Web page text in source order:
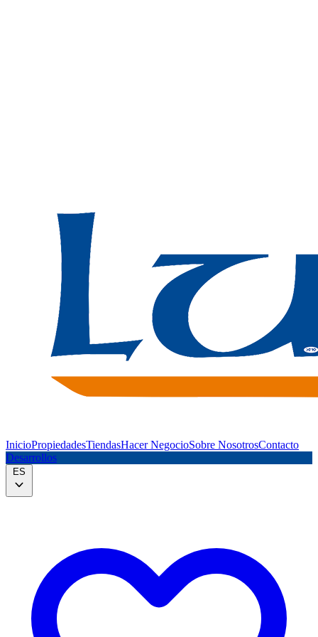
InicioPropiedadesTiendasHacer NegocioSobre NosotrosContacto
Desarrollos